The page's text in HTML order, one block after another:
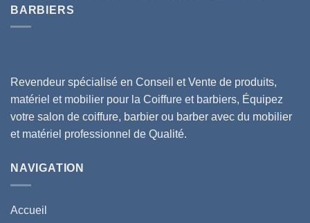
options
peuvent
la
page
BARBIERS
Revendeur spécialisé en Conseil et Vente de produits,
matériel et mobilier pour la Coiffure et barbiers, Équipez
votre salon de coiffure, barbier ou barber avec du mobilier
et matériel professionnel de Qualité.
NAVIGATION
Accueil